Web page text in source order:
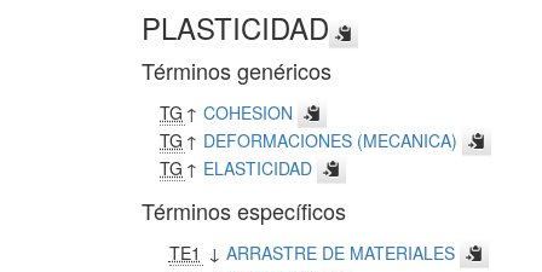
PLASTICIDAD
Términos genéricos
TG ↑COHESION
TG ↑ DEFORMACIONES (MECANICA)
TG ↑ ELASTICIDAD
Términos específicos
TE1 ↓ ARRASTRE DE MATERIALES